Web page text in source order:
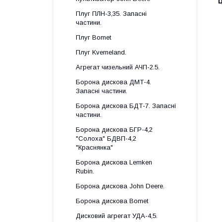
Плуг ПЛН-3,35. Запасні
частини.
Плуг Bomet
Плуг Kverneland.
Агрегат чизельний АЧП-2.5.
Борона дискова ДМТ-4.
Запасні частини.
Борона дискова БДТ-7. Запасні
частини.
Борона дискова БГР-4,2
"Солоха" БДВП-4,2
"Краснянка"
Борона дискова Lemken
Rubin.
Борона дискова John Deere.
Борона дискова Bomet
Дисковий агрегат УДА-4,5.